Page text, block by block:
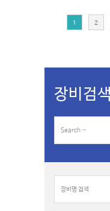
1 2
장비검색
a
명